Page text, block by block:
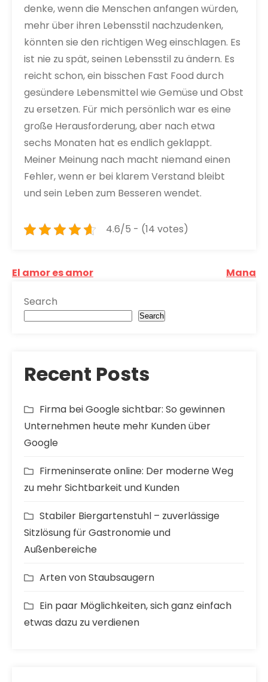
denke, wenn die Menschen anfangen würden,
mehr über ihren Lebensstil nachzudenken,
könnten sie den richtigen Weg einschlagen. Es
ist nie zu spät, seinen Lebensstil zu ändern. Es
reicht schon, ein bisschen Fast Food durch
gesündere Lebensmittel wie Gemüse und Obst
zu ersetzen. Für mich persönlich war es eine
große Herausforderung, aber nach etwa
sechs Monaten hat es endlich geklappt.
Meiner Meinung nach macht niemand einen
Fehler, wenn er bei klarem Verstand bleibt
und sein Leben zum Besseren wendet.
4.6/5 - (14 votes)
Post
navigation
El amor es amor Mana
Search
Search
Recent Posts
Firma bei Google sichtbar: So gewinnen
Unternehmen heute mehr Kunden über
Google
Firmeninserate online: Der moderne Weg
zu mehr Sichtbarkeit und Kunden
Stabiler Biergartenstuhl – zuverlässige
Sitzlösung für Gastronomie und
Außenbereiche
Arten von Staubsaugern
Ein paar Möglichkeiten, sich ganz einfach
etwas dazu zu verdienen